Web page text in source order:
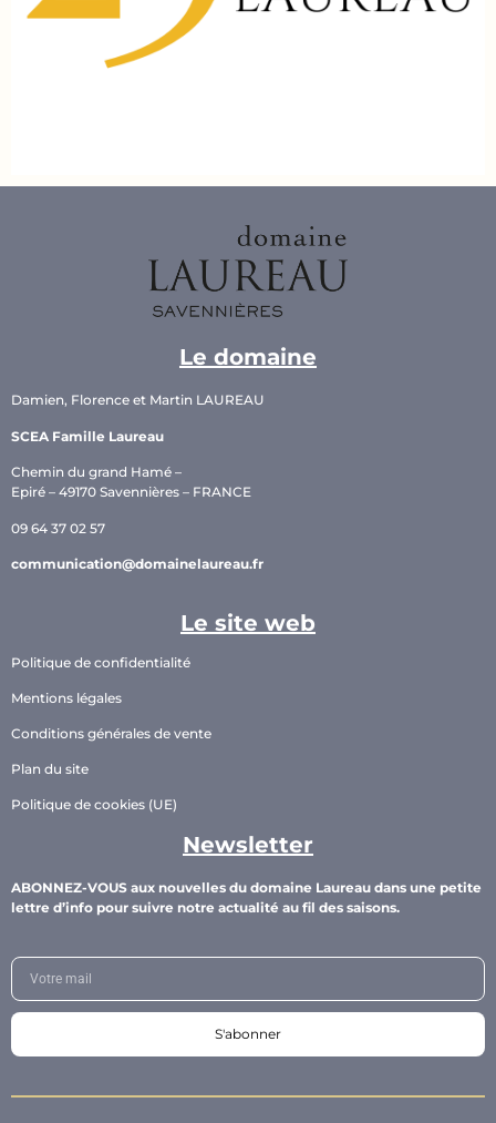
Le domaine
Damien, Florence et Martin LAUREAU
SCEA Famille Laureau
Chemin du grand Hamé –
Epiré – 49170 Savennières – FRANCE
09 64 37 02 57
communication@domainelaureau.fr
Le site web
Politique de confidentialité
Mentions légales
Conditions générales de vente
Plan du site
Politique de cookies (UE)
Newsletter
ABONNEZ-VOUS aux nouvelles du domaine Laureau dans une petite
lettre d’info pour suivre notre actualité au fil des saisons.
S'abonner